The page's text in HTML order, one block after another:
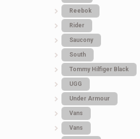
Reebok
Rider
Saucony
South
Tommy Hilfiger Black
UGG
Under Armour
Vans
Vans